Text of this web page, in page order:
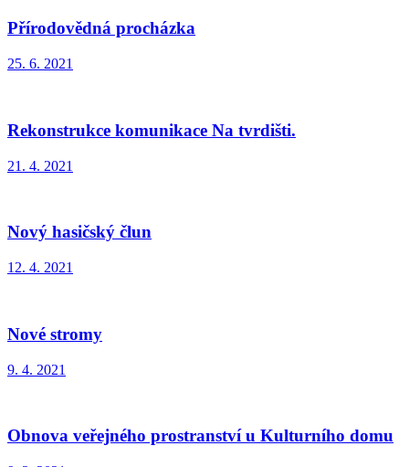
Přírodovědná procházka
25. 6. 2021
Rekonstrukce komunikace Na tvrdišti.
21. 4. 2021
Nový hasičský člun
12. 4. 2021
Nové stromy
9. 4. 2021
Obnova veřejného prostranství u Kulturního domu